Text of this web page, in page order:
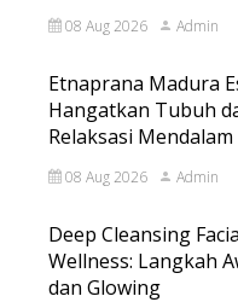
08 Aug 2026 Admin
Etnaprana Madura
Hangatkan Tubuh
Relaksasi Mendalam
08 Aug 2026 Admin
Deep Cleansing
Wellness: Langkah
dan Glowing